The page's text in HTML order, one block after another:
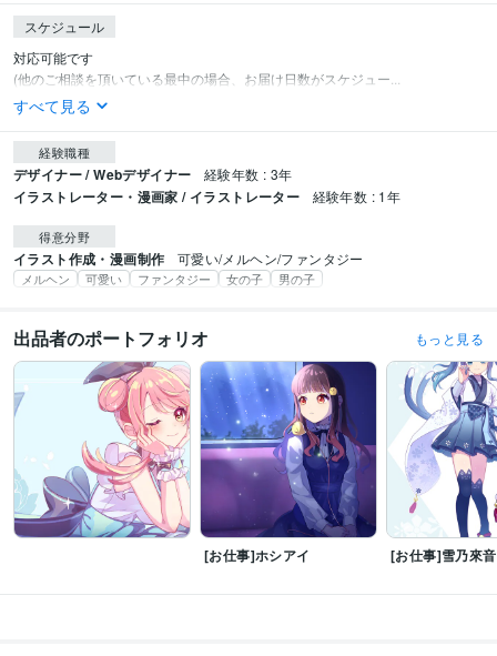
スケジュール
対応可能です
(他のご相談を頂いている最中の場合、お届け日数がスケジュー...
すべて見る
経験職種
デザイナー / Webデザイナー 経験年数 : 3年
イラストレーター・漫画家 / イラストレーター 経験年数 : 1年
得意分野
イラスト作成・漫画制作 可愛い/メルヘン/ファンタジー
メルヘン 可愛い ファンタジー 女の子 男の子
出品者のポートフォリオ もっと見る
[お仕事]ホシアイ [お仕事]雪乃來